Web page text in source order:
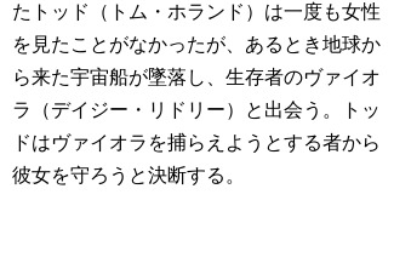
たトッド（トム・ホランド）は一度も女性
を見たことがなかったが、あるとき地球か
ら来た宇宙船が墜落し、生存者のヴァイオ
ラ（デイジー・リドリー）と出会う。トッ
ドはヴァイオラを捕らえようとする者から
彼女を守ろうと決断する。